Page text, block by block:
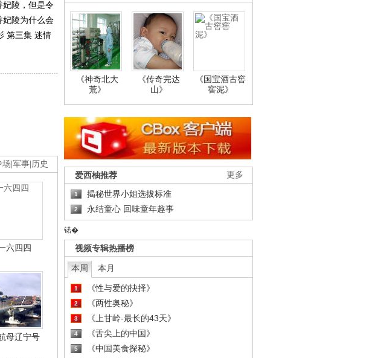
妃陵，但是令
妃陵为什么会
第三集 迷情
场 军事 历史
六四四
母辽宁号
《神奇北大
荒》
《传奇完达
山》
《国宝酒古窖
窖泥》
更多
爱西柚推荐
1 揭秘世界小姐选拔标准
2 永结童心 回味童年趣事
锘�
视频专辑热播榜
本周 本月
1 《性与爱的抉择》
2 《两性奥秘》
3 《上甘岭-最长的43天》
4 《舌尖上的中国》
5 《中国美食探秘》